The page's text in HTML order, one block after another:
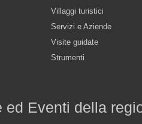
Villaggi turistici
Servizi e Aziende
Visite guidate
Strumenti
ed Eventi della